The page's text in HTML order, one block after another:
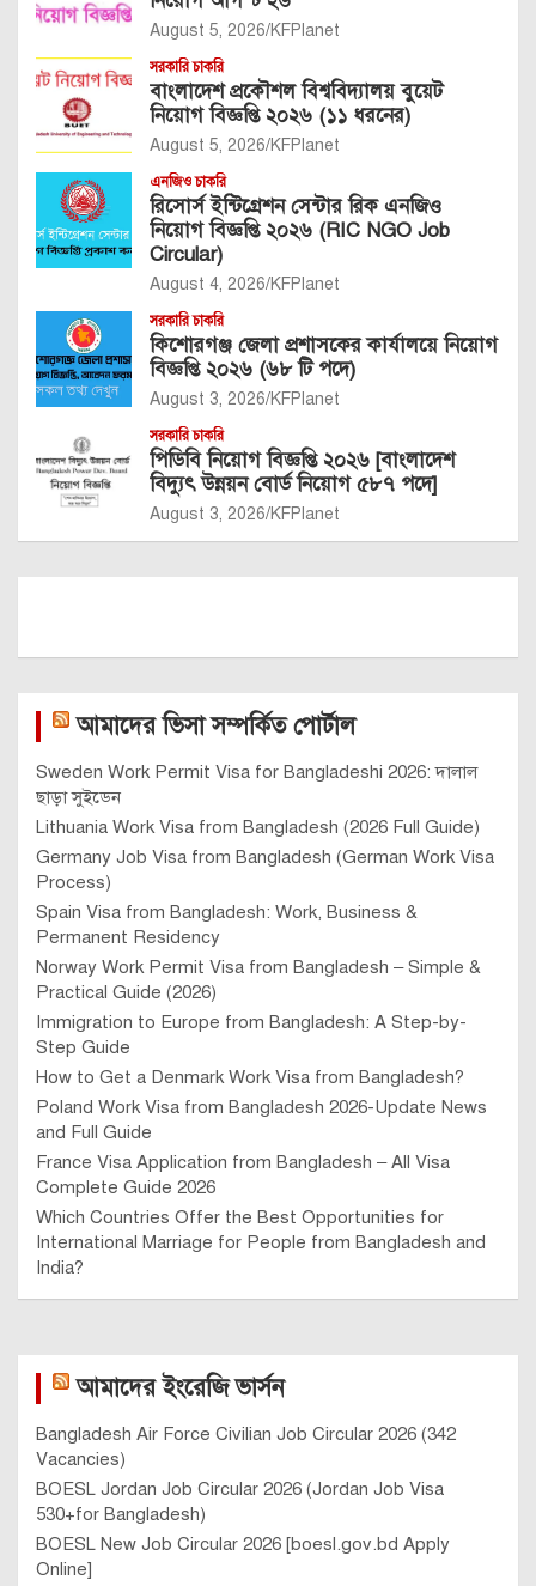
August 5, 2026 KFPlanet
সরকারি চাকরি
বাংলাদেশ প্রকৌশল বিশ্ববিদ্যালয় বুয়েট
নিয়োগ বিজ্ঞপ্তি ২০২৬ (১১ ধরনের)
August 5, 2026 KFPlanet
এনজিও চাকরি
রিসোর্স ইন্টিগ্রেশন সেন্টার রিক এনজিও
নিয়োগ বিজ্ঞপ্তি ২০২৬ (RIC NGO Job
Circular)
August 4, 2026 KFPlanet
সরকারি চাকরি
কিশোরগঞ্জ জেলা প্রশাসকের কার্যালয়ে নিয়োগ
বিজ্ঞপ্তি ২০২৬ (৬৮ টি পদে)
August 3, 2026 KFPlanet
সরকারি চাকরি
পিডিবি নিয়োগ বিজ্ঞপ্তি ২০২৬ [বাংলাদেশ
বিদ্যুৎ উন্নয়ন বোর্ড নিয়োগ ৫৮৭ পদে]
August 3, 2026 KFPlanet
আমাদের ভিসা সম্পর্কিত পোর্টাল
Sweden Work Permit Visa for Bangladeshi 2026: দালাল
ছাড়া সুইডেন
Lithuania Work Visa from Bangladesh (2026 Full Guide)
Germany Job Visa from Bangladesh (German Work Visa
Process)
Spain Visa from Bangladesh: Work, Business &
Permanent Residency
Norway Work Permit Visa from Bangladesh – Simple &
Practical Guide (2026)
Immigration to Europe from Bangladesh: A Step-by-
Step Guide
How to Get a Denmark Work Visa from Bangladesh?
Poland Work Visa from Bangladesh 2026-Update News
and Full Guide
France Visa Application from Bangladesh – All Visa
Complete Guide 2026
Which Countries Offer the Best Opportunities for
International Marriage for People from Bangladesh and
India?
আমাদের ইংরেজি ভার্সন
Bangladesh Air Force Civilian Job Circular 2026 (342
Vacancies)
BOESL Jordan Job Circular 2026 (Jordan Job Visa
530+for Bangladesh)
BOESL New Job Circular 2026 [boesl.gov.bd Apply
Online]